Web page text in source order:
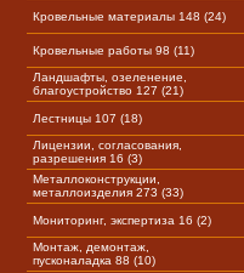
Кровельные материалы 148 (24)
Кровельные работы 98 (11)
Ландшафты, озеленение,
благоустройство 127 (21)
Лестницы 107 (18)
Лицензии, согласования,
разрешения 16 (3)
Металлоконструкции,
металлоизделия 273 (33)
Мониторинг, экспертиза 16 (2)
Монтаж, демонтаж,
пусконаладка 88 (10)